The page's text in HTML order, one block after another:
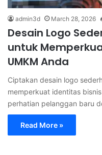
admin3d March 28, 2026
Desain Logo
untuk
UMKM Anda
Ciptakan desain logo
memperkuat identitas
perhatian pelanggan baru
Read More »